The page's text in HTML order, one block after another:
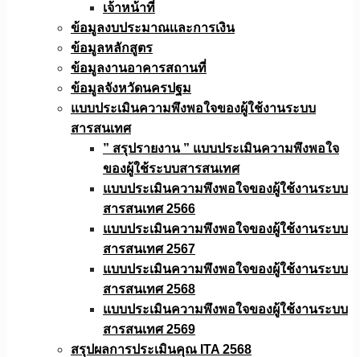
เจ้าหน้าที่
ข้อมูลงบประมาณเเละการเงิน
ข้อมูลหลักสูตร
ข้อมูลงานอาคารสถานที่
ข้อมูลจังหวัดนครปฐม
แบบประเมินความพึงพอใจของผู้ใช้งานระบบ
สารสนเทศ
” สรุปรายงาน ” แบบประเมินความพึงพอใจ
ของผู้ใช้ระบบสารสนเทศ
แบบประเมินความพึงพอใจของผู้ใช้งานระบบ
สารสนเทศ 2566
แบบประเมินความพึงพอใจของผู้ใช้งานระบบ
สารสนเทศ 2567
แบบประเมินความพึงพอใจของผู้ใช้งานระบบ
สารสนเทศ 2568
แบบประเมินความพึงพอใจของผู้ใช้งานระบบ
สารสนเทศ 2569
สรุปผลการประเมินคุณ ITA 2568